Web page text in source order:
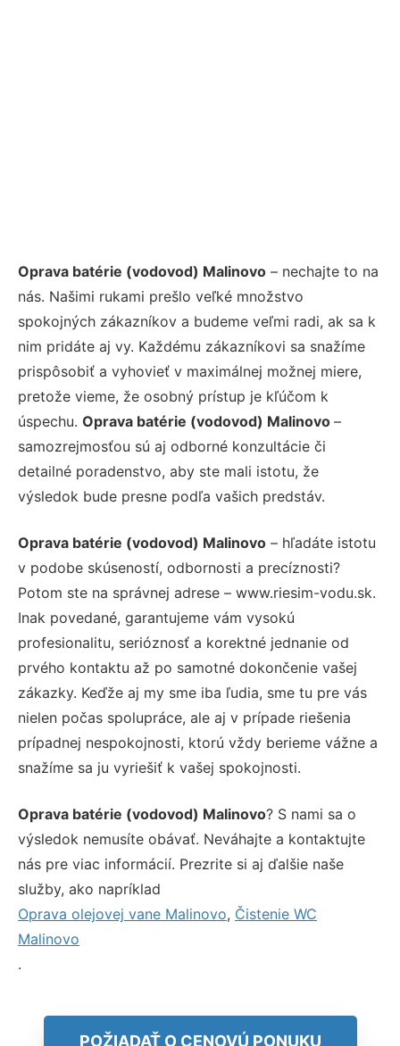
Oprava batérie (vodovod) Malinovo – nechajte to na
nás. Našimi rukami prešlo veľké množstvo
spokojných zákazníkov a budeme veľmi radi, ak sa k
nim pridáte aj vy. Každému zákazníkovi sa snažíme
prispôsobiť a vyhovieť v maximálnej možnej miere,
pretože vieme, že osobný prístup je kľúčom k
úspechu. Oprava batérie (vodovod) Malinovo –
samozrejmosťou sú aj odborné konzultácie či
detailné poradenstvo, aby ste mali istotu, že
výsledok bude presne podľa vašich predstáv.
Oprava batérie (vodovod) Malinovo – hľadáte istotu
v podobe skúseností, odbornosti a precíznosti?
Potom ste na správnej adrese – www.riesim-vodu.sk.
Inak povedané, garantujeme vám vysokú
profesionalitu, serióznosť a korektné jednanie od
prvého kontaktu až po samotné dokončenie vašej
zákazky. Keďže aj my sme iba ľudia, sme tu pre vás
nielen počas spolupráce, ale aj v prípade riešenia
prípadnej nespokojnosti, ktorú vždy berieme vážne a
snažíme sa ju vyriešiť k vašej spokojnosti.
Oprava batérie (vodovod) Malinovo? S nami sa o
výsledok nemusíte obávať. Neváhajte a kontaktujte
nás pre viac informácií. Prezrite si aj ďalšie naše
služby, ako napríklad
Oprava olejovej vane Malinovo, Čistenie WC
Malinovo
.
POŽIADAŤ O CENOVÚ PONUKU